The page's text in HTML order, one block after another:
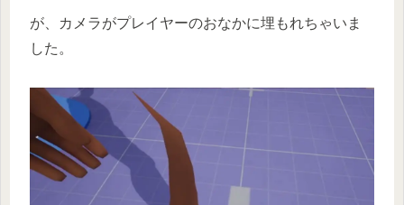
が、カメラがプレイヤーのおなかに埋もれちゃいま
した。